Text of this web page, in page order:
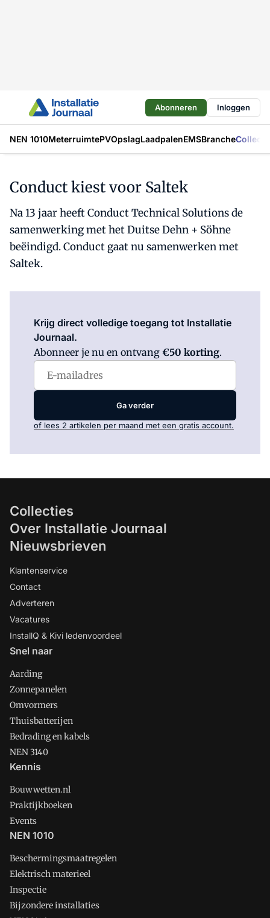
Abonneren Inloggen
NEN 1010MeterruimtePVOpslagLaadpalenEMSBranche
Conduct kiest voor Saltek
Na 13 jaar heeft Conduct Technical Solutions de
samenwerking met het Duitse Dehn + Söhne
beëindigd. Conduct gaat nu samenwerken met
Saltek.
Krijg direct volledige toegang tot Installatie
Journaal.
Abonneer je nu en ontvang €50 korting.
Ga verder
of lees 2 artikelen per maand met een gratis account.
Collecties
Over Installatie Journaal
Nieuwsbrieven
Klantenservice
Contact
Adverteren
Vacatures
InstallQ & Kivi ledenvoordeel
Snel naar
Aarding
Zonnepanelen
Omvormers
Thuisbatterijen
Bedrading en kabels
NEN 3140
Kennis
Bouwwetten.nl
Praktijkboeken
Events
NEN 1010
Beschermingsmaatregelen
Elektrisch materieel
Inspectie
Bijzondere installaties